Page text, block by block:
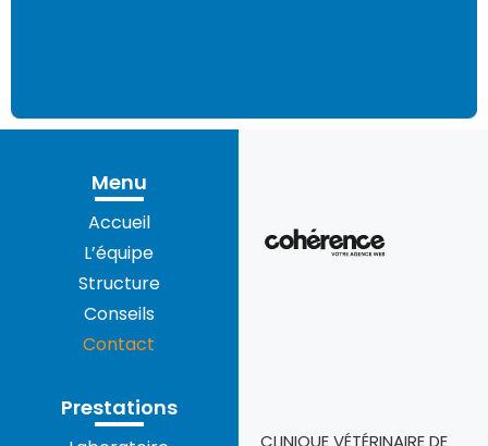
Menu
Accueil
L’équipe
Structure
Conseils
Contact
Prestations
CLINIQUE VÉTÉRINAIRE DE